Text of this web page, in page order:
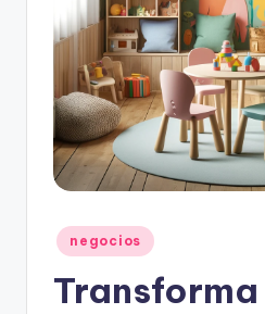
o
Publicado
en
negocios
Transforma